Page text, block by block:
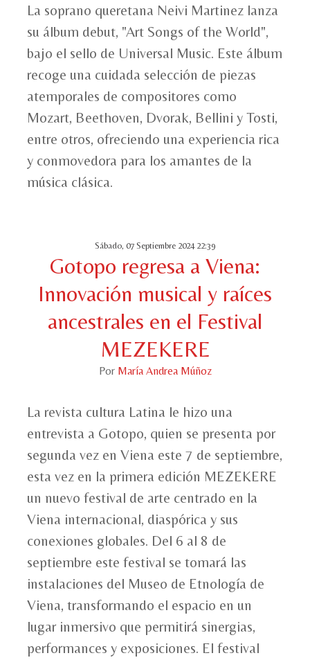
La soprano queretana Neivi Martinez lanza
su álbum debut, "Art Songs of the World",
bajo el sello de Universal Music. Este álbum
recoge una cuidada selección de piezas
atemporales de compositores como
Mozart, Beethoven, Dvorak, Bellini y Tosti,
entre otros, ofreciendo una experiencia rica
y conmovedora para los amantes de la
música clásica.
Sábado, 07 Septiembre 2024 22:39
Gotopo regresa a Viena:
Innovación musical y raíces
ancestrales en el Festival
MEZEKERE
Por María Andrea Múñoz
La revista cultura Latina le hizo una
entrevista a Gotopo, quien se presenta por
segunda vez en Viena este 7 de septiembre,
esta vez en la primera edición MEZEKERE
un nuevo festival de arte centrado en la
Viena internacional, diaspórica y sus
conexiones globales. Del 6 al 8 de
septiembre este festival se tomará las
instalaciones del Museo de Etnología de
Viena, transformando el espacio en un
lugar inmersivo que permitirá sinergias,
performances y exposiciones. El festival